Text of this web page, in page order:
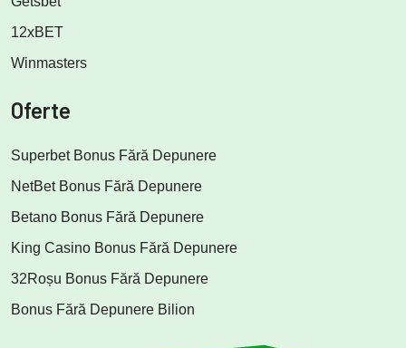
12xBET
Winmasters
Oferte
Superbet Bonus Fără Depunere
NetBet Bonus Fără Depunere
Betano Bonus Fără Depunere
King Casino Bonus Fără Depunere
32Roșu Bonus Fără Depunere
Bonus Fără Depunere Bilion